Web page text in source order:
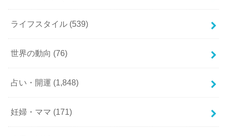
ライフスタイル (539)
世界の動向 (76)
占い・開運 (1,848)
妊婦・ママ (171)